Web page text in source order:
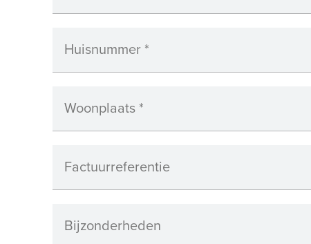
Huisnummer *
Woonplaats *
Factuurreferentie
Bijzonderheden